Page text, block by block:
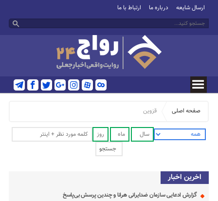
ارسال شایعه درباره ما ارتباط با ما
صفحه اصلی قزوین
اخرین اخبار
گزارش ادعایی سازمان ضدایرانی هرانا و چندین پرسش بی‌پاسخ